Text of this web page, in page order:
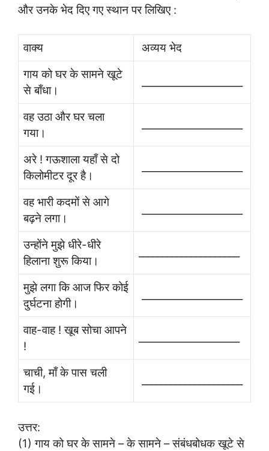
और उनके भेद दिए गए स्थान पर लिखिए :
वाक्य
अव्यय भेद
गाय को घर के सामने खूटे
से बाँधा।
वह उठा और घर चला
गया।
अरे ! गऊशाला यहाँ से दो
किलोमीटर दूर है।
वह भारी कदमों से आगे
बढ़ने लगा।
उन्होंने मुझे धीरे-धीरे
हिलाना शुरू किया।
मुझे लगा कि आज फिर कोई
दुर्घटना होगी।
वाह-वाह ! खूब सोचा आपने
!
चाची, माँ के पास चली
गई।
उत्तर:
(1) गाय को घर के सामने – के सामने – संबंधबोधक खूटे से